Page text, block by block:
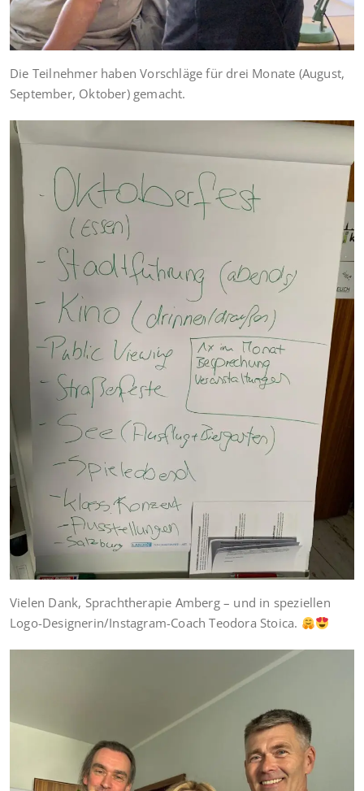
Die Teilnehmer haben Vorschläge für drei Monate (August,
September, Oktober) gemacht.
Vielen Dank, Sprachtherapie Amberg – und in speziellen
Logo-Designerin/Instagram-Coach Teodora Stoica.